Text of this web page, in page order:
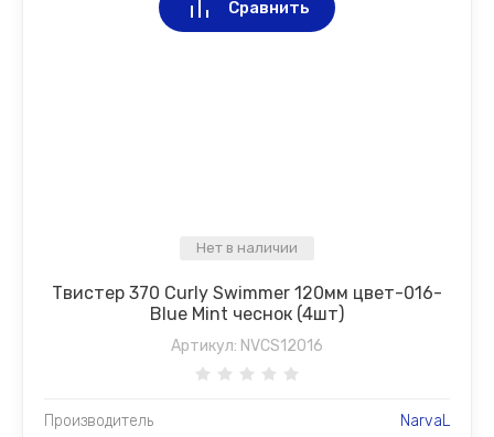
Нет в наличии
Твистер 370 Curly Swimmer 120мм цвет-016-
Blue Mint чеснок (4шт)
Артикул: NVCS12016
Производитель
NarvaL
Сравнить